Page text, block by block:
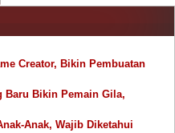
Creator, Bikin Pembuatan
Baru Bikin Pemain Gila,
Anak, Wajib Diketahui